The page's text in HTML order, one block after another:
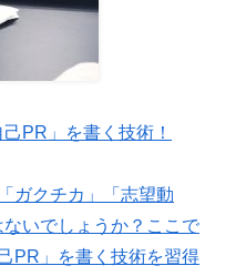
PR」を書く技術！
ガクチカ」「志望動
いでしょうか？ここで
PR」を書く技術を習得